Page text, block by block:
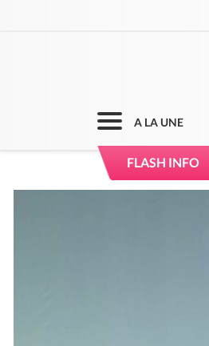
A LA UNE
FLASH INFO